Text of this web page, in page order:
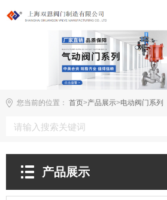
您当前的位置： 首页>产品展示>电动阀门系列
产品展示